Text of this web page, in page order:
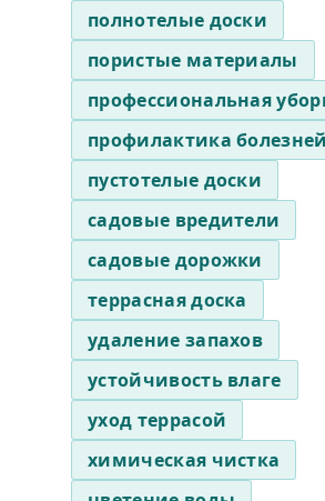
полнотелые доски
пористые материалы
профессиональная
профилактика болезней
пустотелые доски
садовые вредители
садовые дорожки
террасная доска
удаление запахов
устойчивость влаге
уход террасой
химическая чистка